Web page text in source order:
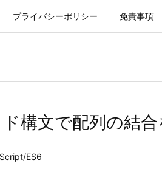
プライバシーポリシー 免責事項
構文で配列の結合
ES6